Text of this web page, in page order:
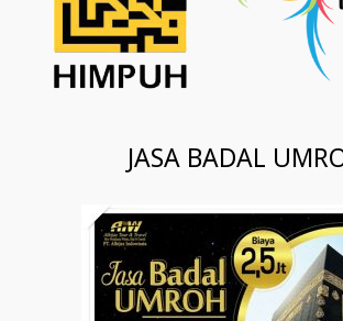
JASA BADAL